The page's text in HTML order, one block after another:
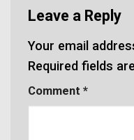
Leave a Reply
Your email
Required fields
Comment *